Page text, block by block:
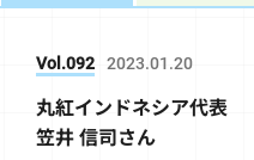
Vol.092 2023.01.20
丸紅インドネシア代表
笠井 信司さん